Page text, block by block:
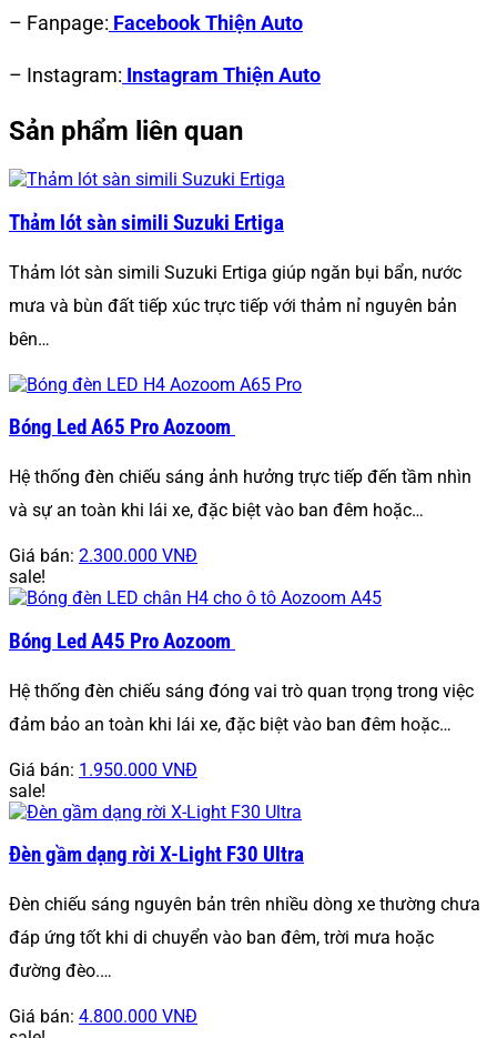
– Fanpage: Facebook Thiện Auto
– Instagram: Instagram Thiện Auto
Sản phẩm liên quan
Thảm lót sàn simili Suzuki Ertiga
Thảm lót sàn simili Suzuki Ertiga giúp ngăn bụi bẩn, nước
mưa và bùn đất tiếp xúc trực tiếp với thảm nỉ nguyên bản
bên…
Bóng Led A65 Pro Aozoom
Hệ thống đèn chiếu sáng ảnh hưởng trực tiếp đến tầm nhìn
và sự an toàn khi lái xe, đặc biệt vào ban đêm hoặc…
Giá bán: 2.300.000 VNĐ
sale!
Bóng Led A45 Pro Aozoom
Hệ thống đèn chiếu sáng đóng vai trò quan trọng trong việc
đảm bảo an toàn khi lái xe, đặc biệt vào ban đêm hoặc…
Giá bán: 1.950.000 VNĐ
sale!
Đèn gầm dạng rời X-Light F30 Ultra
Đèn chiếu sáng nguyên bản trên nhiều dòng xe thường chưa
đáp ứng tốt khi di chuyển vào ban đêm, trời mưa hoặc
đường đèo.…
Giá bán: 4.800.000 VNĐ